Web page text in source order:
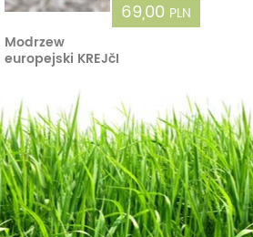
69,00 PLN
Modrzew
europejski KREJčI